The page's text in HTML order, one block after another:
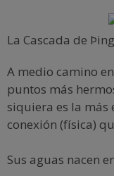
La Cascada de
A medio camino
puntos más
siquiera es la más
conexión (física)
Sus aguas nacen